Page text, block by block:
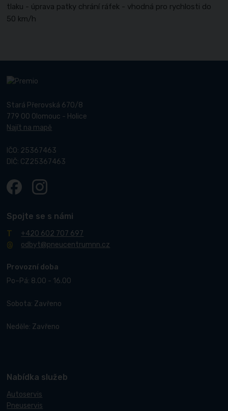
tlaku - úprava patky chrání ráfek - vhodná pro rychlosti do
50 km/h
Stará Přerovská 670/8
779 00 Olomouc - Holice
Najít na mapě
IČO: 25367463
DIČ: CZ25367463
Spojte se s námi
+420 602 707 697
odbyt@pneucentrumnn.cz
Provozní doba
Po–Pá: 8.00 - 16.00
Sobota: Zavřeno
Neděle: Zavřeno
Nabídka služeb
Autoservis
Pneuservis